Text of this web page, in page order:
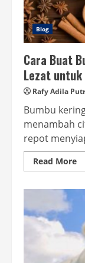
Blog
Cara Buat
Lezat untuk
Rafy Adila
Bumbu
menambah
repot
Read More